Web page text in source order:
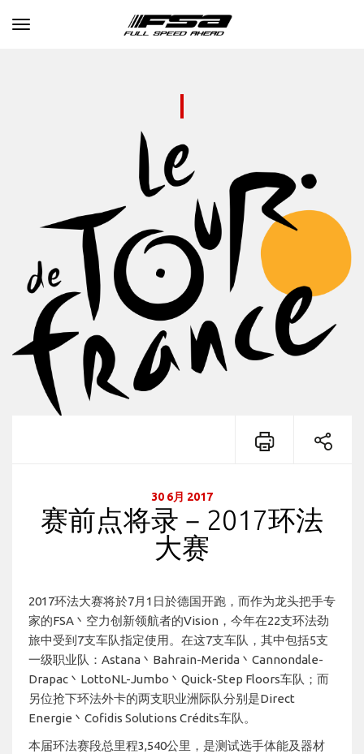
Toggle navigation
30 6月 2017
赛前点将录－2017环法
大赛
2017环法大赛将於7月1日於德国开跑，而作为龙头把手专
家的FSA丶空力创新领航者的Vision，今年在22支环法劲
旅中受到7支车队指定使用。在这7支车队，其中包括5支
一级职业队：Astana丶Bahrain-Merida丶Cannondale-
Drapac丶LottoNL-Jumbo丶Quick-Step Floors车队；而
另位抢下环法外卡的两支职业洲际队分别是Direct
Energie丶Cofidis Solutions Crédits车队。
本届环法赛段总里程3,540公里，是测试选手体能及器材